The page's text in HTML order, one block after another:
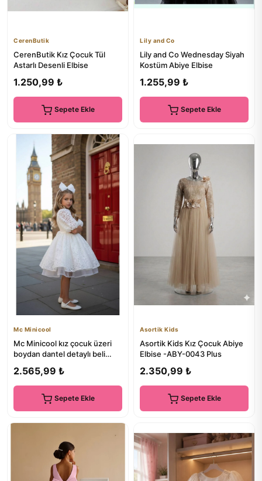
CerenButik
CerenButik Kız Çocuk Tül
Astarlı Desenli Elbise
1.250,99 ₺
Sepete Ekle
Lily and Co
Lily and Co Wednesday Siyah
Kostüm Abiye Elbise
1.255,99 ₺
Sepete Ekle
Mc Minicool
Mc Minicool kız çocuk üzeri
boydan dantel detaylı beli
2.565,99 ₺
Sepete Ekle
Asortik Kids
Asortik Kids Kız Çocuk Abiye
Elbise -ABY-0043 Plus
2.350,99 ₺
Sepete Ekle